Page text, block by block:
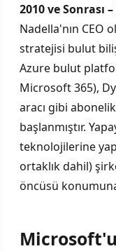
2010 ve Sonrası
Nadella'nın CEO
stratejisi bulut
Azure bulut
Microsoft 365),
aracı gibi
başlanmıştır.
teknolojilerine
ortaklık dahil)
öncüsü